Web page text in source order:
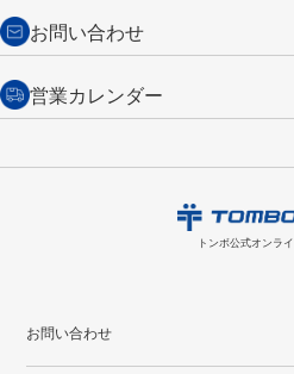
からご連絡ください。詳しくは
い。
商品到着後7日以内に限り交換を承ります。
・新規ご入会で
・税込み2,200円以上のお買い上げで
・次回のお買い物に使えるポイントがお買い
ント付与されます。
会員登録はこちら
お問い合わせ
トンボ製品・サービスに関する
お問い合わせ
購入・返品に関するお問い合
営業カレンダー
16
17 18 19 20
トンボ公式オンラ
お問い合わせ